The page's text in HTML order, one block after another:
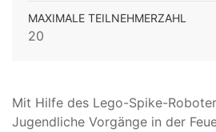
MAXIMALE TEILNEHMERZAHL
20
Mit Hilfe des Lego-Spike-
Jugendliche Vorgänge in der